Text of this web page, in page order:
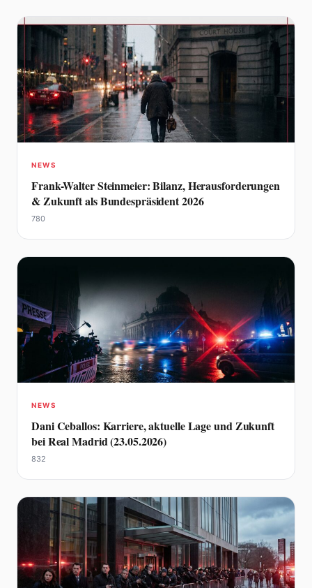
NEWS
Frank-Walter Steinmeier: Bilanz, Herausforderungen
& Zukunft als Bundespräsident 2026
780
NEWS
Dani Ceballos: Karriere, aktuelle Lage und Zukunft
bei Real Madrid (23.05.2026)
832